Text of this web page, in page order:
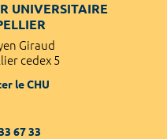
UNIVERSITAIRE
Giraud
cedex 5
le CHU
67 33